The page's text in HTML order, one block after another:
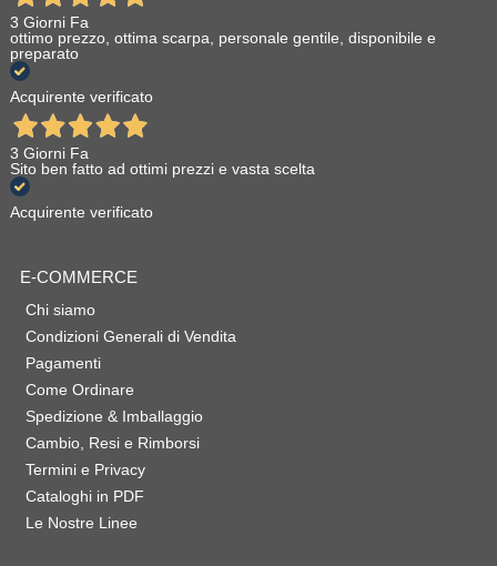
3 Giorni Fa
ottimo prezzo, ottima scarpa, personale gentile, disponibile e
preparato
Acquirente verificato
3 Giorni Fa
Sito ben fatto ad ottimi prezzi e vasta scelta
Acquirente verificato
E-COMMERCE
Chi siamo
Condizioni Generali di Vendita
Pagamenti
Come Ordinare
Spedizione & Imballaggio
Cambio, Resi e Rimborsi
Termini e Privacy
Cataloghi in PDF
Le Nostre Linee